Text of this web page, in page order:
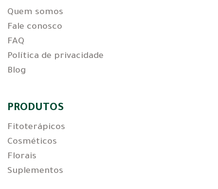
Quem somos
Fale conosco
FAQ
Política de privacidade
Blog
PRODUTOS
Fitoterápicos
Cosméticos
Florais
Suplementos